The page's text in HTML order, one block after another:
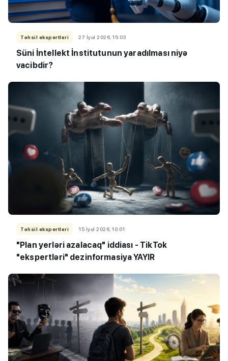
Təhsil ekspertləri 27 İyul 2026, 15:03
Süni İntellekt İnstitutunun yaradılması niyə
vacibdir?
Təhsil ekspertləri 15 İyul 2026, 10:01
"Plan yerləri azalacaq" iddiası - TikTok
"ekspertləri" dezinformasiya YAYIR